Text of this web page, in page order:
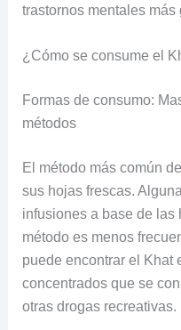
trastornos mentales más
¿Cómo se consume el
Formas de consumo:
métodos
El método más común
sus hojas frescas.
infusiones a base de las
método es menos
puede encontrar el Khat
concentrados que se
otras drogas recreativas.